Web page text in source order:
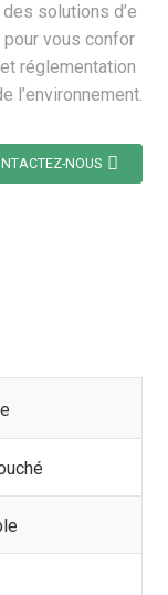
solutions d’e
vous confor
réglementation
l’environnement.
NOUS